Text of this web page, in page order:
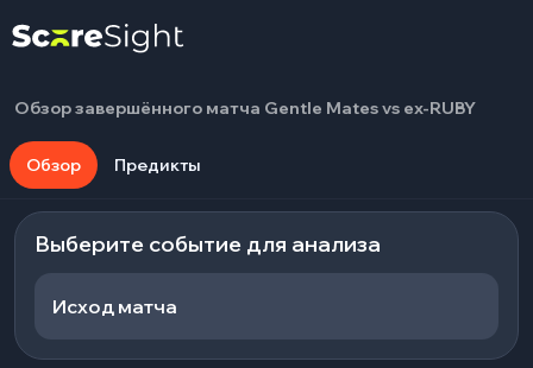
Обзор завершённого матча Gentle Mates vs ex-RUBY
Обзор Предикты
Выберите событие для анализа
Исход матча